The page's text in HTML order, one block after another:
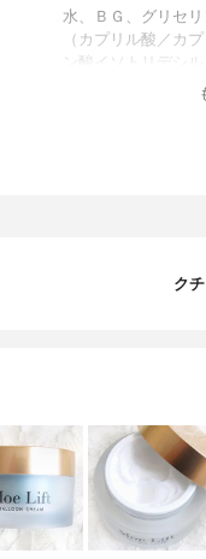
水、ＢＧ、グリセ
（カプリル酸／カ
ン酸イソトリデシ
水添ナタネ油アル
オロデカリン、シ
ー、ポリソルベー
ク